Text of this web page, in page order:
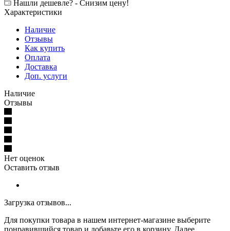
Нашли дешевле? - Снизим цену!
Характеристики
Наличие
Отзывы
Как купить
Оплата
Доставка
Доп. услуги
Наличие
Отзывы
Нет оценок
Оставить отзыв
Загрузка отзывов...
Для покупки товара в нашем интернет-магазине выберите
понравившийся товар и добавьте его в корзину. Далее